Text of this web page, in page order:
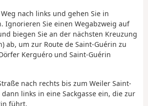
nach links und gehen Sie in
Ignorieren Sie einen Wegabzweig auf
biegen Sie an der nächsten Kreuzung
ab, um zur Route de Saint-Guérin zu
Kerguéro und Saint-Guérin
nach rechts bis zum Weiler Saint-
dann links in eine Sackgasse ein, die zur
führt.